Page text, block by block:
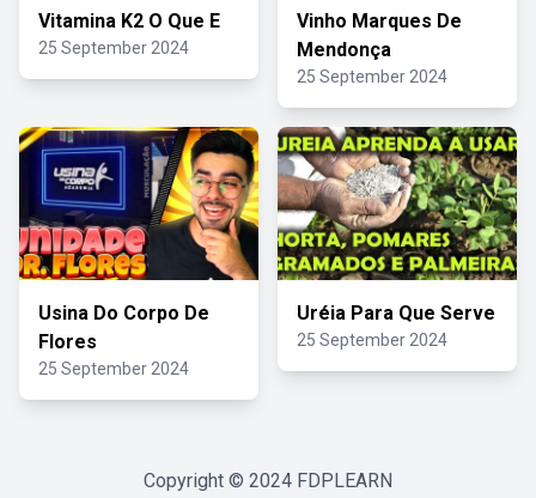
Vitamina K2 O Que E
25 September 2024
Vinho Marques De
Mendonça
25 September 2024
Usina Do Corpo De
Flores
25 September 2024
Uréia Para Que Serve
25 September 2024
Copyright © 2024 FDPLEARN